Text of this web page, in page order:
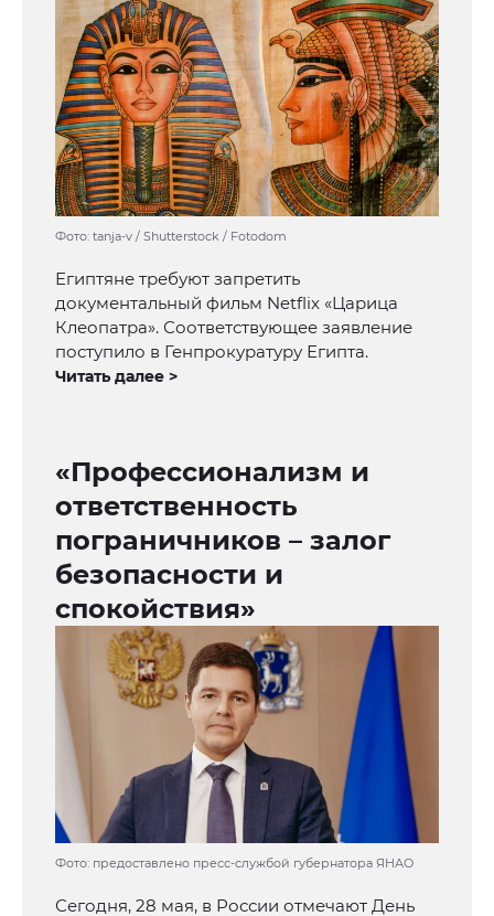
Фото: tanja-v / Shutterstock / Fotodom
Египтяне требуют запретить
документальный фильм Netflix «Царица
Клеопатра». Соответствующее заявление
поступило в Генпрокуратуру Египта.
Читать далее >
«Профессионализм и
ответственность
пограничников – залог
безопасности и
спокойствия»
Фото: предоставлено пресс-службой губернатора ЯНАО
Сегодня, 28 мая, в России отмечают День